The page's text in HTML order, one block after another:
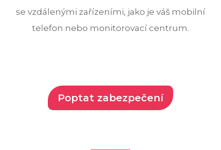
se vzdálenými zařízeními, jako je váš mobilní
telefon nebo monitorovací centrum.
Poptat zabezpečení